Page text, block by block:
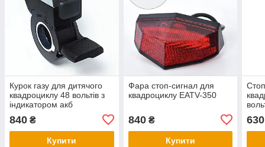
Курок газу для дитячого
квадроциклу 48 вольтів з
індикатором акб
840 ₴
Купити
Фара стоп-сигнал для
квадроциклу EATV-350
840₴
Купити
630